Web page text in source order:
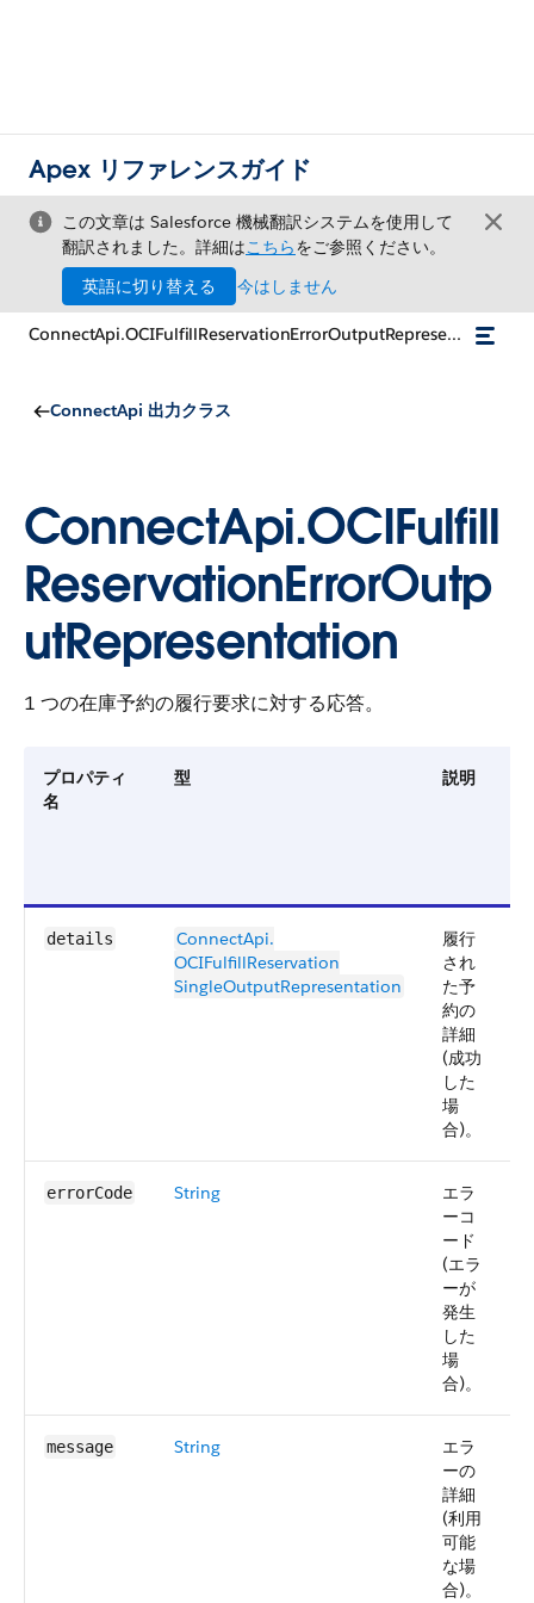
Apex リファレンスガイド
この文章は Salesforce 機械翻訳システムを使用して
翻訳されました。詳細はこちらをご参照ください。
英語に切り替える
今はしません
ConnectApi.OCIFulfillReservationErrorOutputRepresentation
ConnectApi 出力クラス
ConnectApi.OCIFulfill
ReservationErrorOutp
utRepresentation
1 つの在庫予約の履行要求に対する応答。
プロパティ
名
型 説明
details
ConnectApi.​
OCIFulfillReservation​
SingleOutputRepresentation
履行
され
た予
約の
詳細
(成功
した
場
合)。
errorCode String
エラ
ーコ
ード
(エラ
ーが
発生
した
場
合)。
message String
エラ
ーの
詳細
(利用
可能
な場
合)。